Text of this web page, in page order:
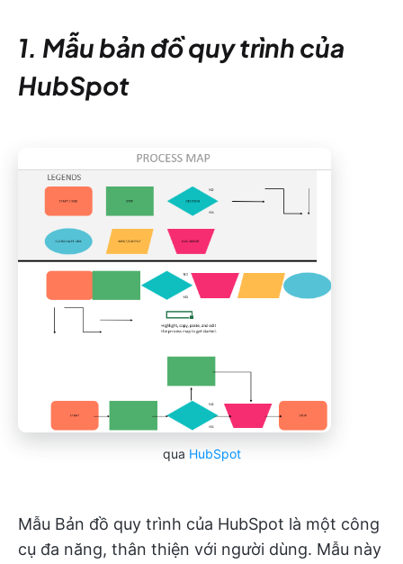
1. Mẫu bản đồ quy trình của
HubSpot
qua HubSpot
Mẫu Bản đồ quy trình của HubSpot là một công
cụ đa năng, thân thiện với người dùng. Mẫu này